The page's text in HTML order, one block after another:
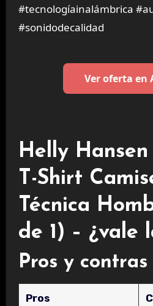
#tecnologíainalámbrica
#sonidodecalidad
Ver oferta en
Helly
T-Shirt
Técnica
de 1) – ¿vale
Pros y contras
Pros